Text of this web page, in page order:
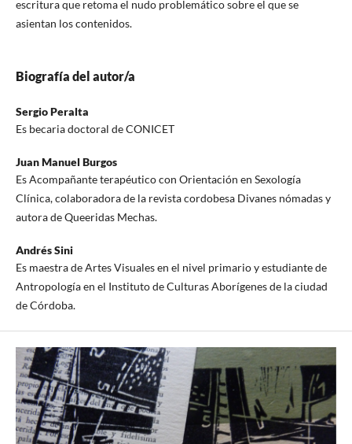
escritura que retoma el nudo problemático sobre el que se
asientan los contenidos.
Biografía del autor/a
Sergio Peralta
Es becaria doctoral de CONICET
Juan Manuel Burgos
Es Acompañante terapéutico con Orientación en Sexología
Clínica, colaboradora de la revista cordobesa Divanes nómadas y
autora de Queeridas Mechas.
Andrés Sini
Es maestra de Artes Visuales en el nivel primario y estudiante de
Antropología en el Instituto de Culturas Aborígenes de la ciudad
de Córdoba.